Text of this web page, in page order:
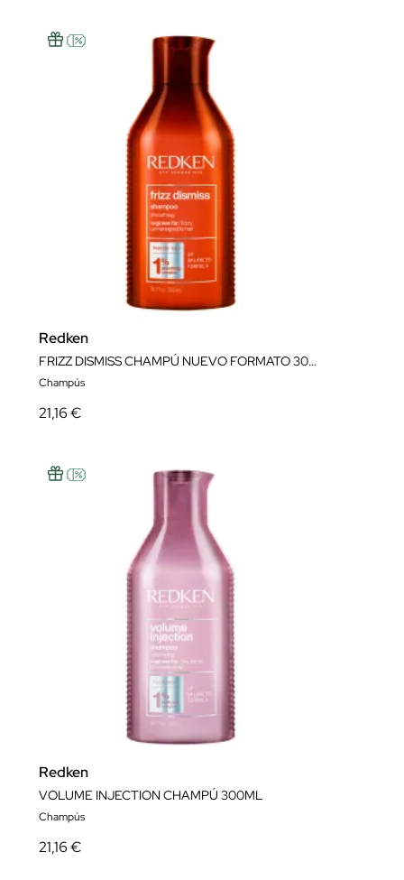
Redken
FRIZZ DISMISS CHAMPÚ NUEVO FORMATO 300ML
Champús
21,16 €
Redken
VOLUME INJECTION CHAMPÚ 300ML
Champús
21,16 €